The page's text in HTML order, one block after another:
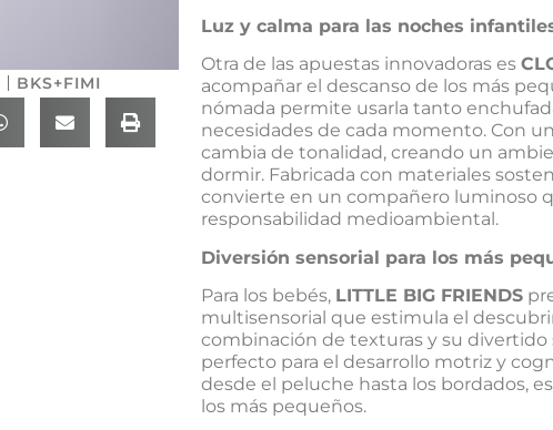
BKS+FIMI
Luz y calma para las noches
Otra de las apuestas innovadoras es
acompañar el descanso de los más
nómada permite usarla tanto
necesidades de cada momento. Con
cambia de tonalidad, creando un
dormir. Fabricada con materiales
convierte en un compañero luminoso
responsabilidad medioambiental.
Diversión sensorial para los más
Para los bebés, LITTLE BIG FRIENDS
multisensorial que estimula el
combinación de texturas y su
perfecto para el desarrollo motriz y
desde el peluche hasta los bordados,
los más pequeños.